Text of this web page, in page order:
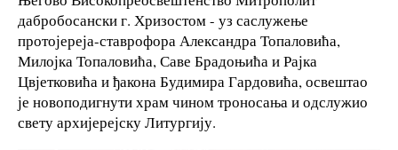
дабробосански г. Хризостом - уз саслужење
протојереја-ставрофора Александра Топаловића,
Милојка Топаловића, Саве Брадоњића и Рајка
Цвјетковића и ђакона Будимира Гардовића, освештао
је новоподигнути храм чином троносања и одслужио
свету архијерејску Литургију.